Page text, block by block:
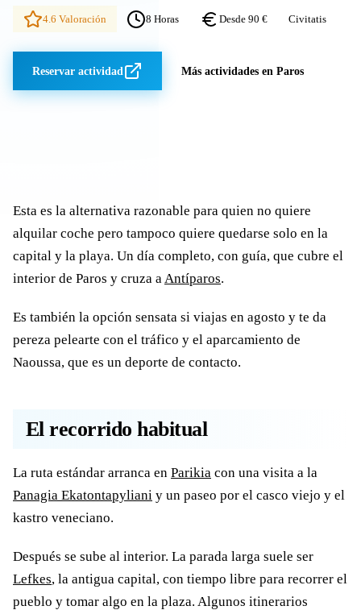
4.6 Valoración 8 Horas Desde 90 € Civitatis
Reservar actividad Más actividades en Paros
Esta es la alternativa razonable para quien no quiere
alquilar coche pero tampoco quiere quedarse solo en la
capital y la playa. Un día completo, con guía, que cubre el
interior de Paros y cruza aAntíparos.
Es también la opción sensata si viajas en agosto y te da
pereza pelearte con el tráfico y el aparcamiento de
Naoussa, que es un deporte de contacto.
El recorrido habitual
La ruta estándar arranca en Parikia con una visita a la
Panagia Ekatontapyliani y un paseo por el casco viejo y el
kastro veneciano.
Después se sube al interior. La parada larga suele ser
Lefkes, la antigua capital, con tiempo libre para recorrer el
pueblo y tomar algo en la plaza. Algunos itinerarios